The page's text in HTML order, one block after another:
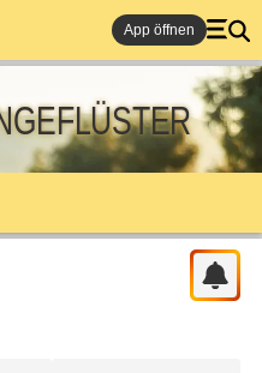
App öffnen